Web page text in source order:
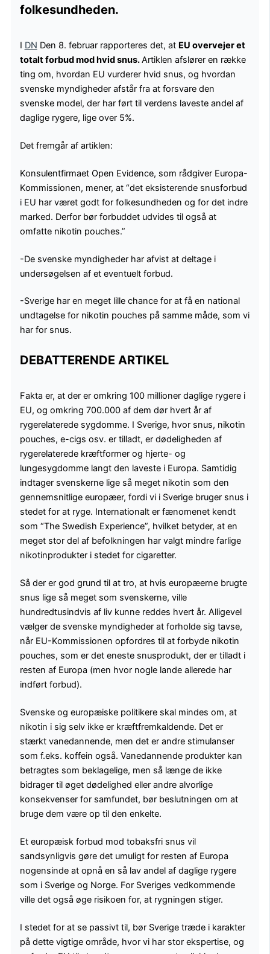
folkesundheden.
I DN Den 8. februar rapporteres det, at EU overvejer et
totalt forbud mod hvid snus.Artiklen afslører en række
ting om, hvordan EU vurderer hvid snus, og hvordan
svenske myndigheder afstår fra at forsvare den
svenske model, der har ført til verdens laveste andel af
daglige rygere, lige over 5%.
Det fremgår af artiklen:
Konsulentfirmaet Open Evidence, som rådgiver Europa-
Kommissionen, mener, at “det eksisterende snusforbud
i EU har været godt for folkesundheden og for det indre
marked. Derfor bør forbuddet udvides til også at
omfatte nikotin pouches.”
-De svenske myndigheder har afvist at deltage i
undersøgelsen af et eventuelt forbud.
-Sverige har en meget lille chance for at få en national
undtagelse for nikotin pouches på samme måde, som vi
har for snus.
DEBATTERENDE ARTIKEL
Fakta er, at der er omkring 100 millioner daglige rygere i
EU, og omkring 700.000 af dem dør hvert år af
rygerelaterede sygdomme. I Sverige, hvor snus, nikotin
pouches, e-cigs osv. er tilladt, er dødeligheden af
rygerelaterede kræftformer og hjerte- og
lungesygdomme langt den laveste i Europa. Samtidig
indtager svenskerne lige så meget nikotin som den
gennemsnitlige europæer, fordi vi i Sverige bruger snus i
stedet for at ryge. Internationalt er fænomenet kendt
som “The Swedish Experience”, hvilket betyder, at en
meget stor del af befolkningen har valgt mindre farlige
nikotinprodukter i stedet for cigaretter.
Så der er god grund til at tro, at hvis europæerne brugte
snus lige så meget som svenskerne, ville
hundredtusindvis af liv kunne reddes hvert år. Alligevel
vælger de svenske myndigheder at forholde sig tavse,
når EU-Kommissionen opfordres til at forbyde nikotin
pouches, som er det eneste snusprodukt, der er tilladt i
resten af Europa (men hvor nogle lande allerede har
indført forbud).
Svenske og europæiske politikere skal mindes om, at
nikotin i sig selv ikke er kræftfremkaldende. Det er
stærkt vanedannende, men det er andre stimulanser
som f.eks. koffein også. Vanedannende produkter kan
betragtes som beklagelige, men så længe de ikke
bidrager til øget dødelighed eller andre alvorlige
konsekvenser for samfundet, bør beslutningen om at
bruge dem være op til den enkelte.
Et europæisk forbud mod tobaksfri snus vil
sandsynligvis gøre det umuligt for resten af Europa
nogensinde at opnå en så lav andel af daglige rygere
som i Sverige og Norge. For Sveriges vedkommende
ville det også øge risikoen for, at rygningen stiger.
I stedet for at se passivt til, bør Sverige træde i karakter
på dette vigtige område, hvor vi har stor ekspertise, og